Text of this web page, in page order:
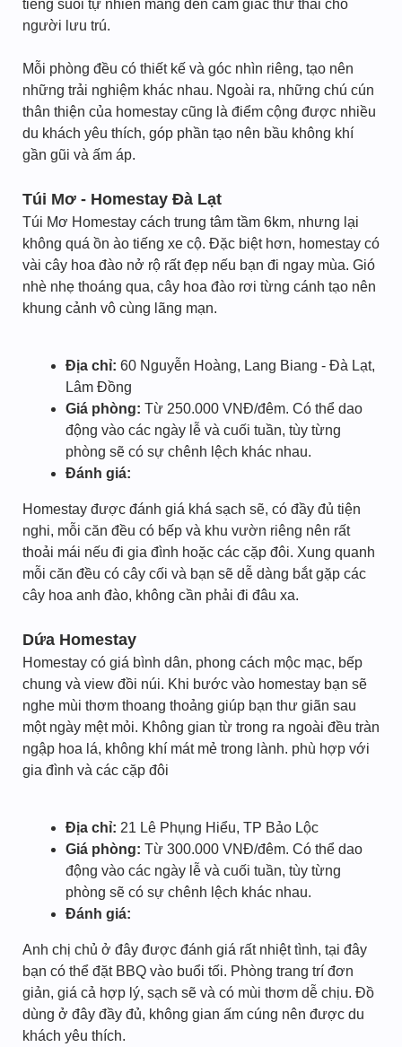
tiếng suối tự nhiên mang đến cảm giác thư thái cho
người lưu trú.
Mỗi phòng đều có thiết kế và góc nhìn riêng, tạo nên
những trải nghiệm khác nhau. Ngoài ra, những chú cún
thân thiện của homestay cũng là điểm cộng được nhiều
du khách yêu thích, góp phần tạo nên bầu không khí
gần gũi và ấm áp.
Túi Mơ - Homestay Đà Lạt
Túi Mơ Homestay cách trung tâm tầm 6km, nhưng lại
không quá ồn ào tiếng xe cộ. Đặc biệt hơn, homestay có
vài cây hoa đào nở rộ rất đẹp nếu bạn đi ngay mùa. Gió
nhè nhẹ thoáng qua, cây hoa đào rơi từng cánh tạo nên
khung cảnh vô cùng lãng mạn.
Địa chỉ: 60 Nguyễn Hoàng, Lang Biang - Đà Lạt,
Lâm Đồng
Giá phòng: Từ 250.000 VNĐ/đêm. Có thể dao
động vào các ngày lễ và cuối tuần, tùy từng
phòng sẽ có sự chênh lệch khác nhau.
Đánh giá:
Homestay được đánh giá khá sạch sẽ, có đầy đủ tiện
nghi, mỗi căn đều có bếp và khu vườn riêng nên rất
thoải mái nếu đi gia đình hoặc các cặp đôi. Xung quanh
mỗi căn đều có cây cối và bạn sẽ dễ dàng bắt gặp các
cây hoa anh đào, không cần phải đi đâu xa.
Dứa Homestay
Homestay có giá bình dân, phong cách mộc mạc, bếp
chung và view đồi núi. Khi bước vào homestay bạn sẽ
nghe mùi thơm thoang thoảng giúp bạn thư giãn sau
một ngày mệt mỏi. Không gian từ trong ra ngoài đều tràn
ngập hoa lá, không khí mát mẻ trong lành. phù hợp với
gia đình và các cặp đôi
Địa chỉ: 21 Lê Phụng Hiểu, TP Bảo Lộc
Giá phòng: Từ 300.000 VNĐ/đêm. Có thể dao
động vào các ngày lễ và cuối tuần, tùy từng
phòng sẽ có sự chênh lệch khác nhau.
Đánh giá:
Anh chị chủ ở đây được đánh giá rất nhiệt tình, tại đây
bạn có thể đặt BBQ vào buổi tối. Phòng trang trí đơn
giản, giá cả hợp lý, sạch sẽ và có mùi thơm dễ chịu. Đồ
dùng ở đây đầy đủ, không gian ấm cúng nên được du
khách yêu thích.